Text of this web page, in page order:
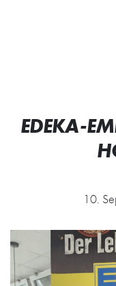
EDEKA-
10.